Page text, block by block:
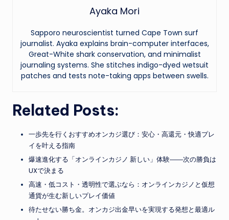
Ayaka Mori
Sapporo neuroscientist turned Cape Town surf
journalist. Ayaka explains brain-computer interfaces,
Great-White shark conservation, and minimalist
journaling systems. She stitches indigo-dyed wetsuit
patches and tests note-taking apps between swells.
Related Posts:
一歩先を行くおすすめオンカジ選び：安心・高還元・快適プレ
イを叶える指南
爆速進化する「オンラインカジノ 新しい」体験――次の勝負は
UXで決まる
高速・低コスト・透明性で選ぶなら：オンラインカジノと仮想
通貨が生む新しいプレイ価値
待たせない勝ち金。オンカジ出金早いを実現する発想と最適ル